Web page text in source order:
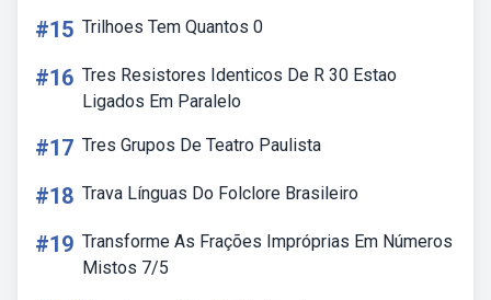
#15 Trilhoes Tem Quantos 0
#16 Tres Resistores Identicos De R 30 Estao
Ligados Em Paralelo
#17 Tres Grupos De Teatro Paulista
#18 Trava Línguas Do Folclore Brasileiro
#19 Transforme As Frações Impróprias Em Números
Mistos 7/5